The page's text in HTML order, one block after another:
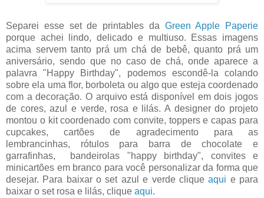
Separei esse set de printables da Green Apple Paperie
porque achei lindo, delicado e multiuso. Essas imagens
acima servem tanto prá um chá de bebê, quanto prá um
aniversário, sendo que no caso de chá, onde aparece a
palavra "Happy Birthday", podemos escondê-la colando
sobre ela uma flor, borboleta ou algo que esteja coordenado
com a decoração. O arquivo está disponível em dois jogos
de cores, azul e verde, rosa e lilás. A designer do projeto
montou o kit coordenado com convite, toppers e capas para
cupcakes, cartões de agradecimento para as
lembrancinhas, rótulos para barra de chocolate e
garrafinhas, bandeirolas "happy birthday", convites e
minicartões em branco para você personalizar da forma que
desejar. Para baixar o set azul e verde cliqueaqui e para
baixar o set rosa e lilás, clique aqui.